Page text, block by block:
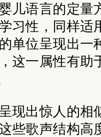
儿语言的定量
习性，同样适
单位呈现出一
这一属性有助
现出惊人的相
些歌声结构高